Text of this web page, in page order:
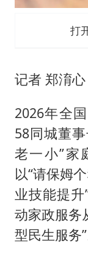
打
记者 郑淯心
2026年全
58同城董
老一小”家
以“请保姆
业技能提
动家政服务
型民生服务”